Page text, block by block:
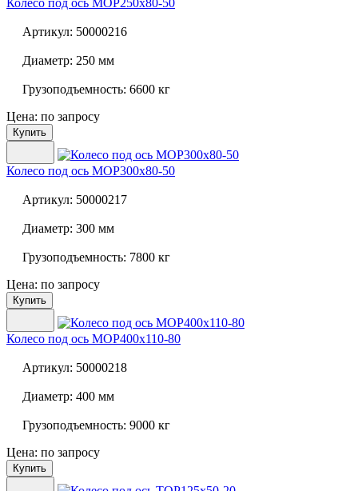
Колесо под ось MOP250x80-50
Артикул: 50000216
Диаметр: 250 мм
Грузоподъемность: 6600 кг
Цена: по запросу
Купить
Колесо под ось MOP300x80-50
Артикул: 50000217
Диаметр: 300 мм
Грузоподъемность: 7800 кг
Цена: по запросу
Купить
Колесо под ось MOP400x110-80
Артикул: 50000218
Диаметр: 400 мм
Грузоподъемность: 9000 кг
Цена: по запросу
Купить